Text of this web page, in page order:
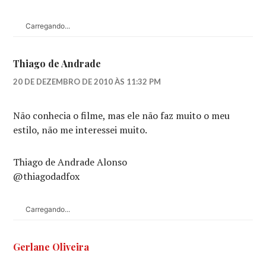
Carregando...
Thiago de Andrade
20 DE DEZEMBRO DE 2010 ÀS 11:32 PM
Não conhecia o filme, mas ele não faz muito o meu
estilo, não me interessei muito.
Thiago de Andrade Alonso
@thiagodadfox
Carregando...
Gerlane Oliveira